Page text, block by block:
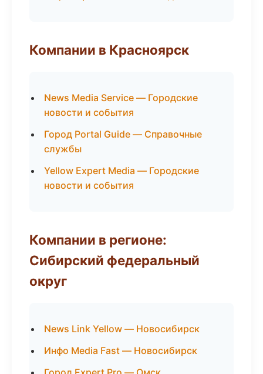
Компании в Красноярск
News Media Service — Городские
новости и события
Город Portal Guide — Справочные
службы
Yellow Expert Media — Городские
новости и события
Компании в регионе:
Сибирский федеральный
округ
News Link Yellow — Новосибирск
Инфо Media Fast — Новосибирск